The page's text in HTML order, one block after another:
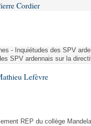
Cordier
- Inquiétudes des SPV
SPV ardennais sur la
Lefèvre
REP du collège